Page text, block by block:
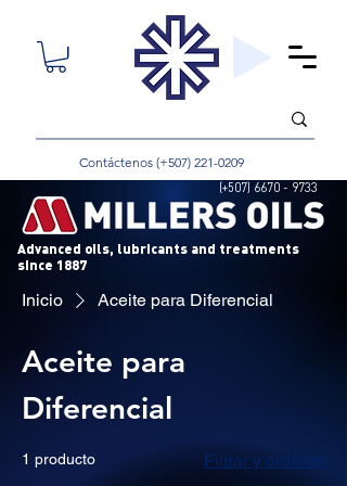
Contáctenos (+507) 221-0209
(+507) 6670 - 9733
Advanced oils, lubricants and treatments
since 1887
Inicio Aceite para Diferencial
Aceite para
Diferencial
1 producto Filtrar y ordenar